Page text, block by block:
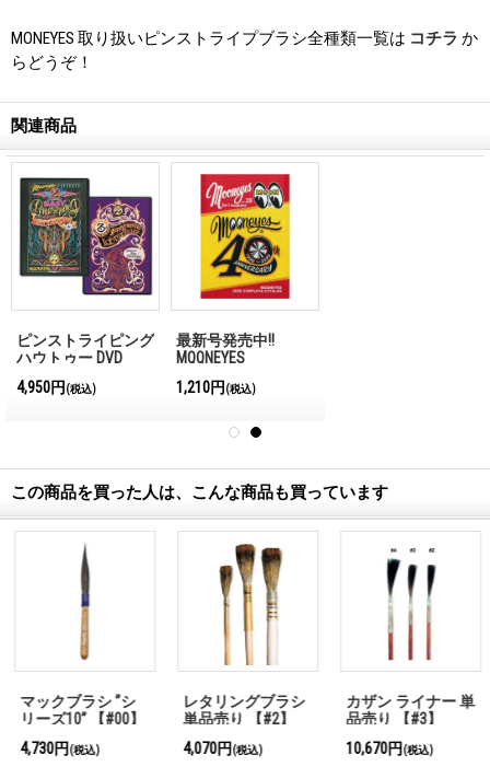
MONEYES 取り扱いピンストライプブラシ全種類一覧は コチラ か
らどうぞ！
関連商品
ピンストライピング
ハウトゥー DVD
4,950円 (税込)
最新号発売中!!
MQQNEYES
Magazine No.28 2026
1,210円 (税込)
この商品を買った人は、こんな商品も買っています
レタリングブラシ
単品売り 【#2】
4,070円(税込)
カザン ライナー 単
品売り 【#3】
10,670円(税込)
マックブラシ アウ
トライナー 単品売
2,200円(税込)